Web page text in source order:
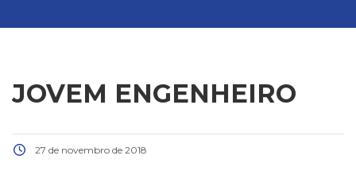
JOVEM ENGENHEIRO
27 de novembro de 2018